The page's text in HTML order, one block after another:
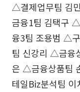
△결제업무팀 김
금융1팀 김택구
융3팀 조용범 △
팀 신강리 △금융
은 △금융상품팀
테일Biz분석팀